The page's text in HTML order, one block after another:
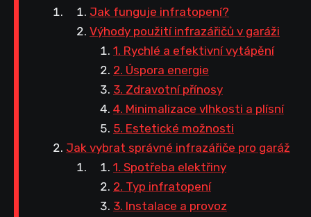
Jak funguje infratopení?
Výhody použití infrazářičů v garáži
1. Rychlé a efektivní vytápění
2. Úspora energie
3. Zdravotní přínosy
4. Minimalizace vlhkosti a plísní
5. Estetické možnosti
Jak vybrat správné infrazářiče pro garáž
1. Spotřeba elektřiny
2. Typ infratopení
3. Instalace a provoz